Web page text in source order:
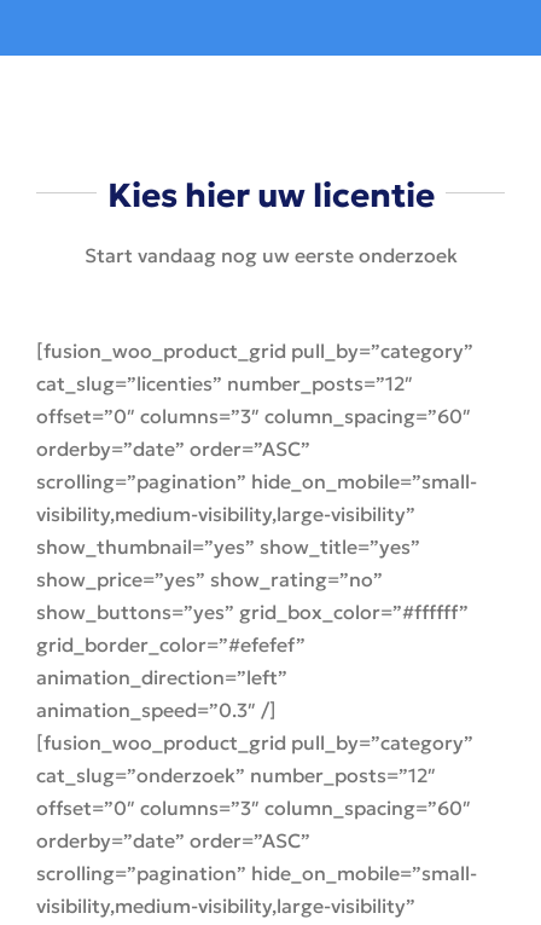
Kies hier uw licentie
Start vandaag nog uw eerste onderzoek
[fusion_woo_product_grid pull_by=”category”
cat_slug=”licenties” number_posts=”12″
offset=”0″ columns=”3″ column_spacing=”60″
orderby=”date” order=”ASC”
scrolling=”pagination” hide_on_mobile=”small-
visibility,medium-visibility,large-visibility”
show_thumbnail=”yes” show_title=”yes”
show_price=”yes” show_rating=”no”
show_buttons=”yes” grid_box_color=”#ffffff”
grid_border_color=”#efefef”
animation_direction=”left”
animation_speed=”0.3″ /]
[fusion_woo_product_grid pull_by=”category”
cat_slug=”onderzoek” number_posts=”12″
offset=”0″ columns=”3″ column_spacing=”60″
orderby=”date” order=”ASC”
scrolling=”pagination” hide_on_mobile=”small-
visibility,medium-visibility,large-visibility”